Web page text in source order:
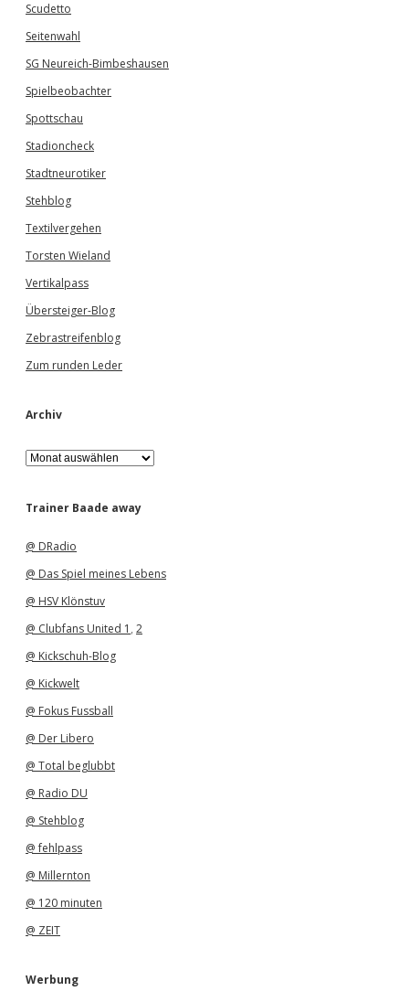
Scudetto
Seitenwahl
SG Neureich-Bimbeshausen
Spielbeobachter
Spottschau
Stadioncheck
Stadtneurotiker
Stehblog
Textilvergehen
Torsten Wieland
Vertikalpass
Übersteiger-Blog
Zebrastreifenblog
Zum runden Leder
Archiv
A
r
h
Trainer Baade away
@ DRadio
@ Das Spiel meines Lebens
@ HSV Klönstuv
@ Clubfans United 1 , 2
@ Kickschuh-Blog
@ Kickwelt
@ Fokus Fussball
@ Der Libero
@ Total beglubbt
@ Radio DU
@ Stehblog
@ fehlpass
@ Millernton
@ 120 minuten
@ ZEIT
Werbung